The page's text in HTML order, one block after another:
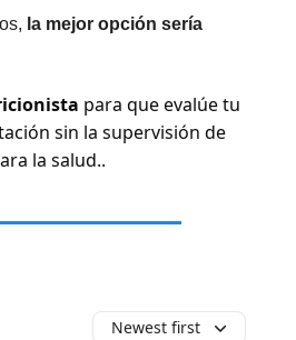
la mejor opción sería
para que evalúe tu
sin la supervisión de
la salud..
Newest first